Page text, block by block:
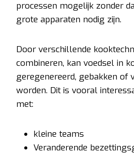
processen mogelijk zonder
grote apparaten nodig zijn.
Door verschillende
combineren, kan voedsel in
geregenereerd, gebakken of
worden. Dit is vooral
met:
kleine teams
Veranderende